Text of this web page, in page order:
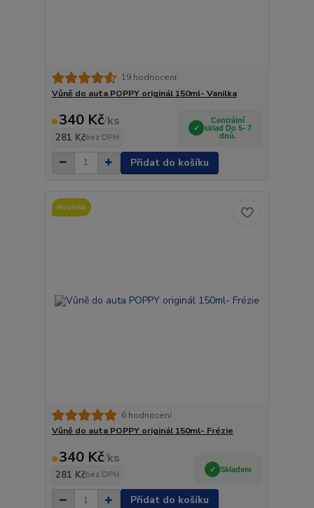
19 hodnocení
Vůně do auta POPPY originál 150ml- Vanilka
340 Kč/ks
281 Kčbez DPH
Centrální
sklad Do 5- 7
dnů.
Přidat do košíku
Novinka
6 hodnocení
Vůně do auta POPPY originál 150ml- Frézie
340 Kč/ks
281 Kčbez DPH
Skladem
Přidat do košíku